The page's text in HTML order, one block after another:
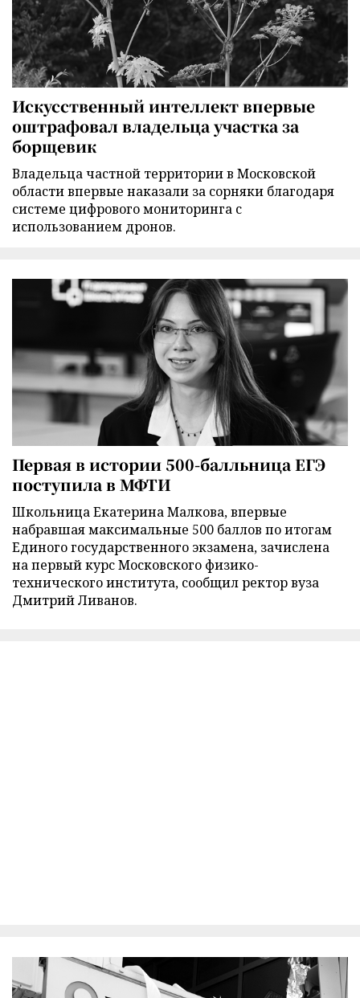
Искусственный интеллект впервые
оштрафовал владельца участка за
борщевик
Владельца частной территории в Московской
области впервые наказали за сорняки благодаря
системе цифрового мониторинга с
использованием дронов.
Первая в истории 500-балльница ЕГЭ
поступила в МФТИ
Школьница Екатерина Малкова, впервые
набравшая максимальные 500 баллов по итогам
Единого государственного экзамена, зачислена
на первый курс Московского физико-
технического института, сообщил ректор вуза
Дмитрий Ливанов.